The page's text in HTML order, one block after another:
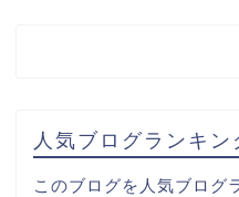
人気ブログランキン
このブログを人気ブログ